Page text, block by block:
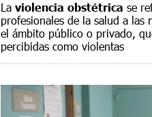
La violencia obstétrica se
profesionales de la salud a
el ámbito público o privado,
percibidas como violentas